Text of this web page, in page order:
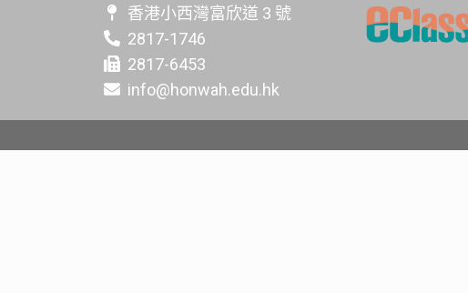
香港小西灣富欣道 3 號
2817-1746
2817-6453
info@honwah.edu.hk